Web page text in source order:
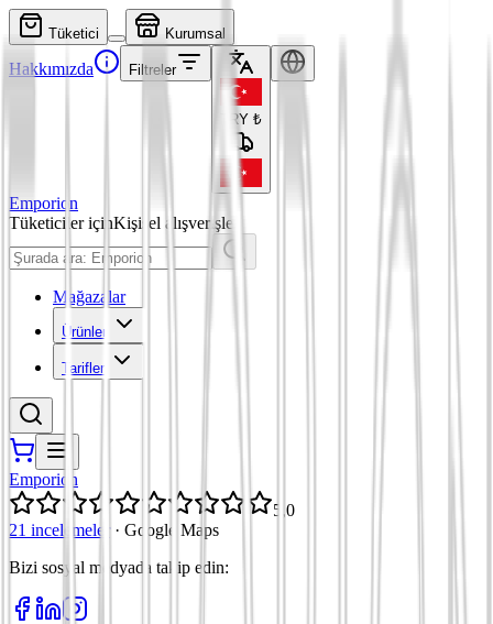
Tüketici Kurumsal
Hakkımızda Filtreler
TRY ₺
Emporion
Tüketiciler içinKişisel alışverişler
Mağazalar
Ürünler
Tarifler
Emporion
5,0
21 incelemeler
· Google Maps
Bizi sosyal medyada takip edin: